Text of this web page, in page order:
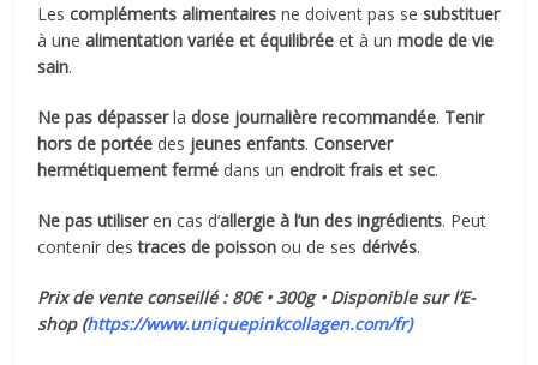
Lescompléments alimentaires ne doivent pas sesubstituer
à unealimentation variée et équilibrée et à unmode de vie
sain.
Ne pas dépasserladose journalière recommandée. Tenir
hors de portée des jeunes enfants.Conserver
hermétiquement fermé dans unendroit frais et sec.
Ne pas utiliseren cas d’allergie à l’un des ingrédients. Peut
contenir destraces de poisson ou de sesdérivés.
Prix de vente conseillé : 80€ • 300g • Disponible sur l’E-
shop (https://www.uniquepinkcollagen.com/fr)